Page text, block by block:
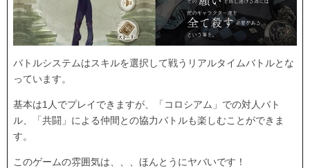
バトルシステムはスキルを選択して戦うリアルタイムバトルとな
っています。
基本は1人でプレイできますが、「コロシアム」での対人バト
ル、「共闘」による仲間との協力バトルも楽しむことができま
す。
このゲームの雰囲気は、、、ほんとうにヤバいです！